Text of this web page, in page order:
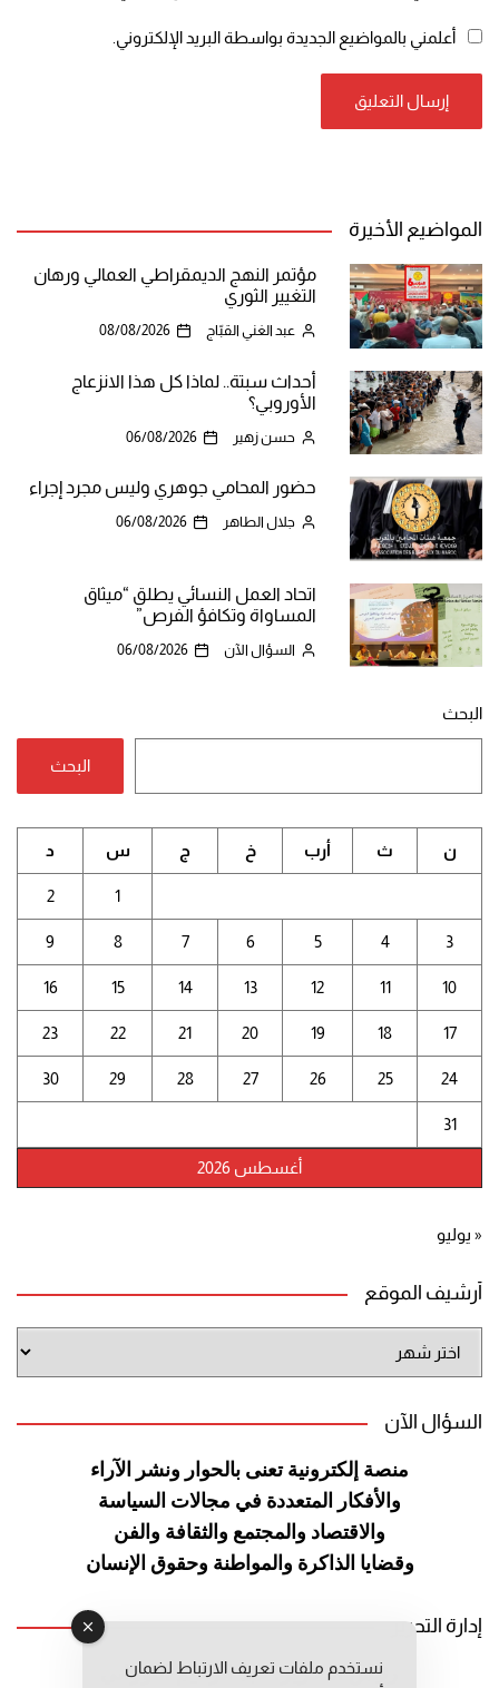
أعلمني بالمواضيع الجديدة بواسطة البريد الإلكتروني.
المواضيع الأخيرة
مؤتمر النهج الديمقراطي العمالي ورهان
التغيير الثوري
عبد الغني القبّاج 08/08/2026
أحداث سبتة.. لماذا كل هذا الانزعاج
الأوروبي؟
حسن زهير 06/08/2026
حضور المحامي جوهري وليس مجرد إجراء
جلال الطاهر 06/08/2026
اتحاد العمل النسائي يطلق “ميثاق
المساواة وتكافؤ الفرص”
السؤال الآن 06/08/2026
البحث
البحث
أغسطس 2026
ن ث أرب خ ج س د
1
2
3
4
5
6
7
8
9
10
11
12
13
14
15
16
17
18
19
20
21
22
23
24
25
26
27
28
29
30
31
« يوليو
أرشيف الموقع
الموقع
السؤال الآن
منصة إلكترونية تعنى بالحوار ونشر الآراء
والأفكار المتعددة في مجالات السياسة
والاقتصاد والمجتمع والثقافة والفن
وقضايا الذاكرة والمواطنة وحقوق الإنسان
إدارة التحرير
رئيس التحرير: عبد الرحيم التوراني
نستخدم ملفات تعريف الارتباط لضمان